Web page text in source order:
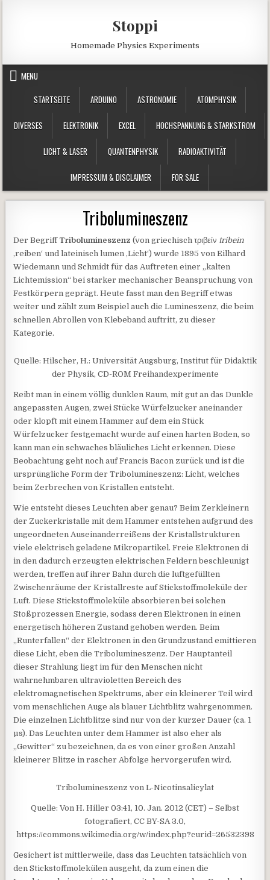
Stoppi
Homemade Physics Experiments
MENU
STARTSEITE
ARDUINO ASTRONOMIE ATOMPHYSIK
DIVERSES ELEKTRONIK EXCEL HOCHSPANNUNG & STARKSTROM
LICHT & LASER QUANTENPHYSIK RADIOAKTIVITÄT
IMPRESSUM & DISCLAIMER FOR SALE
Tribolumineszenz
Der Begriff Tribolumineszenz (von griechisch τριβείν tribein
‚reiben‘ und lateinisch lumen ‚Licht‘) wurde 1895 von Eilhard
Wiedemann und Schmidt für das Auftreten einer „kalten
Lichtemission“ bei starker mechanischer Beanspruchung von
Festkörpern geprägt. Heute fasst man den Begriff etwas
weiter und zählt zum Beispiel auch die Lumineszenz, die beim
schnellen Abrollen von Klebeband auftritt, zu dieser
Kategorie.
Quelle: Hilscher, H.: Universität Augsburg, Institut für Didaktik
der Physik, CD-ROM Freihandexperimente
Reibt man in einem völlig dunklen Raum, mit gut an das Dunkle
angepassten Augen, zwei Stücke Würfelzucker aneinander
oder klopft mit einem Hammer auf dem ein Stück
Würfelzucker festgemacht wurde auf einen harten Boden, so
kann man ein schwaches bläuliches Licht erkennen. Diese
Beobachtung geht noch auf Francis Bacon zurück und ist die
ursprüngliche Form der Tribolumineszenz: Licht, welches
beim Zerbrechen von Kristallen entsteht.
Wie entsteht dieses Leuchten aber genau? Beim Zerkleinern
der Zuckerkristalle mit dem Hammer entstehen aufgrund des
ungeordneten Auseinanderreißens der Kristallstrukturen
viele elektrisch geladene Mikropartikel. Freie Elektronen di
in den dadurch erzeugten elektrischen Feldern beschleunigt
werden, treffen auf ihrer Bahn durch die luftgefüllten
Zwischenräume der Kristallreste auf Stickstoffmoleküle der
Luft. Diese Stickstoffmoleküle absorbieren bei solchen
Stoßprozessen Energie, sodass deren Elektronen in einen
energetisch höheren Zustand gehoben werden. Beim
„Runterfallen“ der Elektronen in den Grundzustand emittieren
diese Licht, eben die Tribolumineszenz. Der Hauptanteil
dieser Strahlung liegt im für den Menschen nicht
wahrnehmbaren ultravioletten Bereich des
elektromagnetischen Spektrums, aber ein kleinerer Teil wird
vom menschlichen Auge als blauer Lichtblitz wahrgenommen.
Die einzelnen Lichtblitze sind nur von der kurzer Dauer (ca. 1
µs). Das Leuchten unter dem Hammer ist also eher als
„Gewitter“ zu bezeichnen, da es von einer großen Anzahl
kleinerer Blitze in rascher Abfolge hervorgerufen wird.
Tribolumineszenz von L-Nicotinsalicylat
Quelle: Von H. Hiller 03:41, 10. Jan. 2012 (CET) – Selbst
fotografiert, CC BY-SA 3.0,
https://commons.wikimedia.org/w/index.php?curid=26532398
Gesichert ist mittlerweile, dass das Leuchten tatsächlich von
den Stickstoffmolekülen ausgeht, da zum einen die